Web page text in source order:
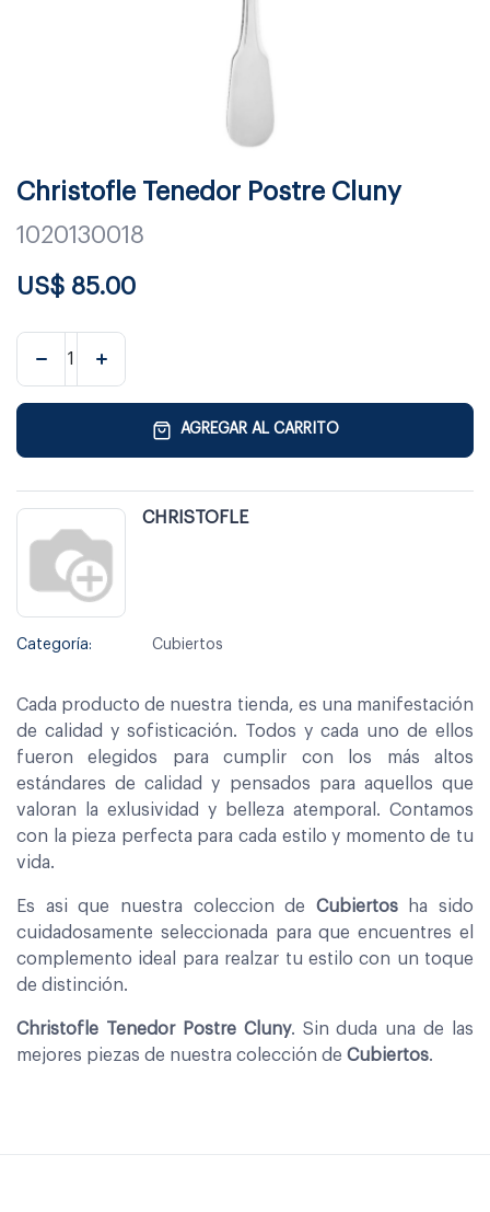
Christofle Tenedor Postre Cluny
1020130018
US$ 85.00
AGREGAR AL CARRITO
CHRISTOFLE
Categoría: Cubiertos
Cada producto de nuestra tienda, es una manifestación
de calidad y sofisticación. Todos y cada uno de ellos
fueron elegidos para cumplir con los más altos
estándares de calidad y pensados para aquellos que
valoran la exlusividad y belleza atemporal. Contamos
con la pieza perfecta para cada estilo y momento de tu
vida.
Es asi que nuestra coleccion de Cubiertosha sido
cuidadosamente seleccionada para que encuentres el
complemento ideal para realzar tu estilo con un toque
de distinción.
Christofle Tenedor Postre Cluny. Sin duda una de las
mejores piezas de nuestra colección de Cubiertos.